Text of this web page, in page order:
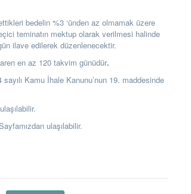
bedelin %3 ‘ünden az olmamak üzere
teminatın mektup olarak verilmesi halinde
ilave edilerek düzenlenecektir.
en az 120 takvim günüdür.
sayılı Kamu İhale Kanunu’nun 19. maddesinde
ulaşılabilir.